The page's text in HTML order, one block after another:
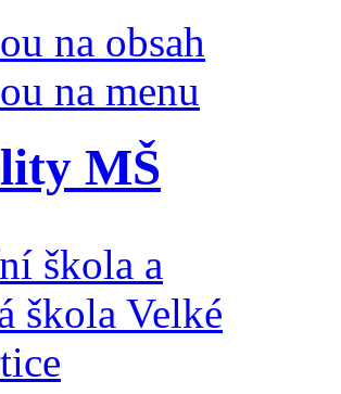
na obsah
na menu
MŠ